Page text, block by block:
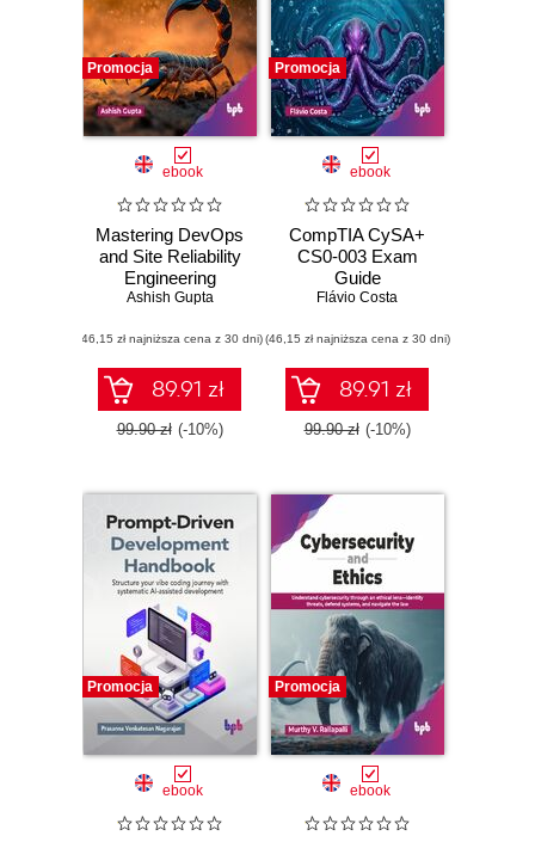
Promocja
ebook
Mastering DevOps
and Site Reliability
Engineering
Ashish Gupta
(46,15 zł najniższa cena z 30 dni)
89.91 zł
99.90 zł (-10%)
Promocja
ebook
CompTIA CySA+
CS0-003 Exam
Guide
Flávio Costa
(46,15 zł najniższa cena z 30 dni)
89.91 zł
99.90 zł (-10%)
Promocja
ebook
Promocja
ebook